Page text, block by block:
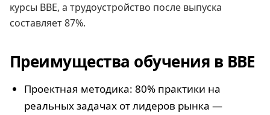
курсы BBE, а трудоустройство после выпуска
составляет 87%.
Преимущества обучения в BBE
Проектная методика: 80% практики на
реальных задачах от лидеров рынка —